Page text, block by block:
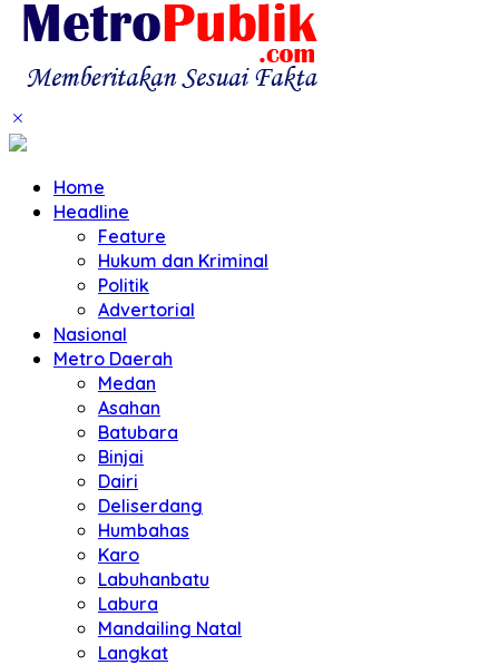
Home
Headline
Feature
Hukum dan Kriminal
Politik
Advertorial
Nasional
Metro Daerah
Medan
Asahan
Batubara
Binjai
Dairi
Deliserdang
Humbahas
Karo
Labuhanbatu
Labura
Mandailing Natal
Langkat